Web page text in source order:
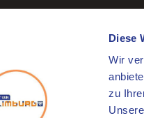
Diese
Wir
zu
Markt 17
6041 EL Roermond